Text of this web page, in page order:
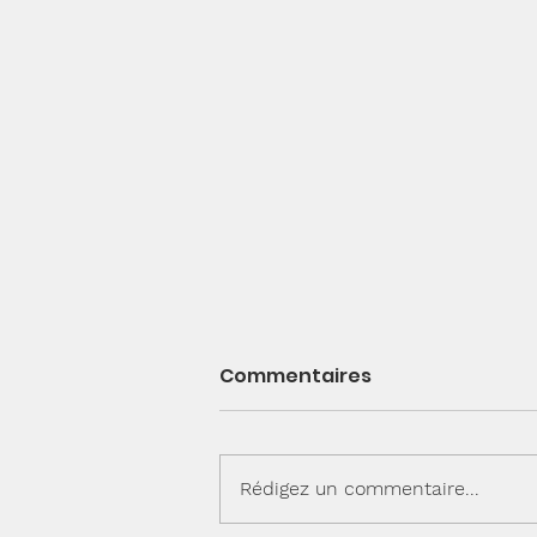
🐱 Alice
Commentaires
Rédigez un commentaire...